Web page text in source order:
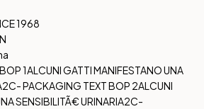
1968
1ALCUNI GATTI MANIFESTANO UNA
2C- PACKAGING TEXT BOP 2ALCUNI
SENSIBILITÃ€ URINARIA2C-